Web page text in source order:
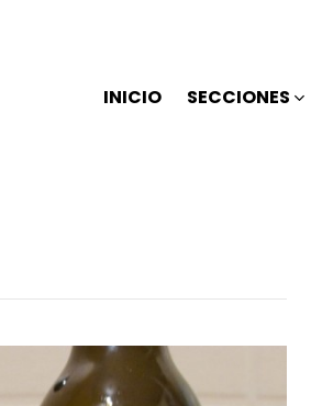
INICIO SECCIONES